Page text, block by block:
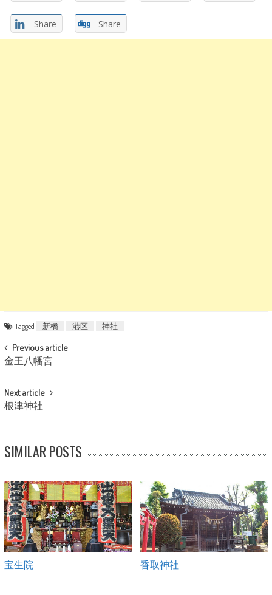
Share Share
Tagged 新橋 港区 神社
POST NAVIGATION
Previous article
金王八幡宮
Next article
根津神社
SIMILAR POSTS
宝生院 香取神社